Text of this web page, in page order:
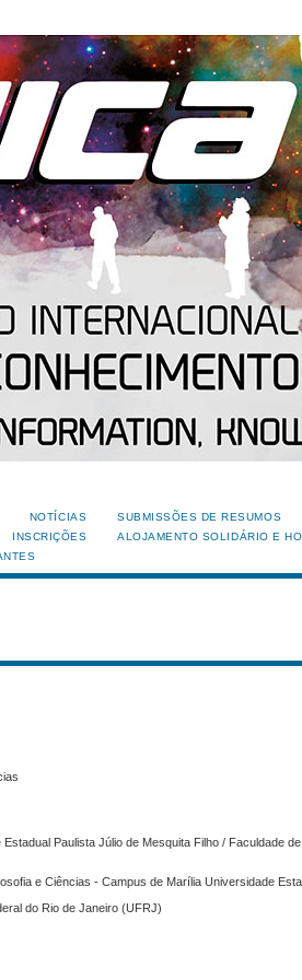
NOTÍCIAS SUBMISSÕES DE RESUMOS
INSCRIÇÕES
ALOJAMENTO SOLIDÁRIO E
Paulista Júlio de Mesquita Filho / Faculdade
e Ciências - Campus de Marília Universidade
do Rio de Janeiro (UFRJ)